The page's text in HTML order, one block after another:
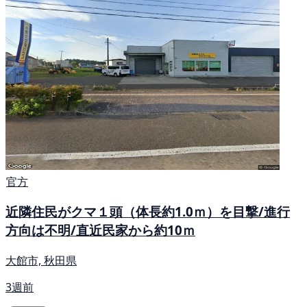
官方
近隣住民がクマ１頭（体長約1.0ｍ）を目撃/進行
方向は不明/直近民家から約10ｍ
大館市, 秋田県
3週前